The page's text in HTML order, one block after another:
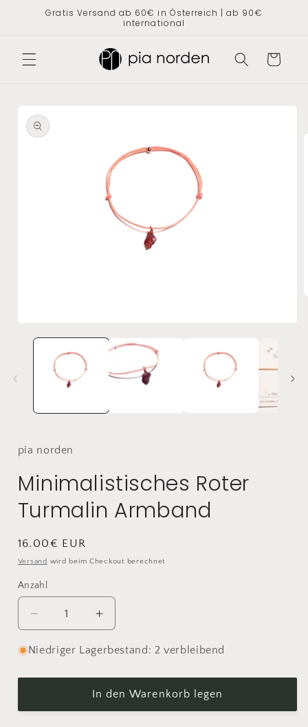
Gratis Versand ab 60€ in Österreich | ab 90€
international
Warenkorb
pia norden
Minimalistisches Roter
Turmalin Armband
Normaler
Preis
16.00€ EUR
Versand wird beim Checkout berechnet
Anzahl
Anzahl
Verringere
die
Menge
Minimalistisches
Turmalin
Erhöhe
die
Menge
Minimalistisches
Roter
Turmalin
Niedriger Lagerbestand: 2 verbleibend
In den Warenkorb legen